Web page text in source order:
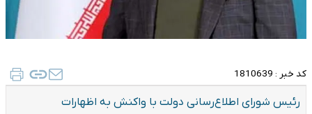
کد خبر : 1810639
رئیس شورای اطلاع‌رسانی دولت با واکنش به اظهارات